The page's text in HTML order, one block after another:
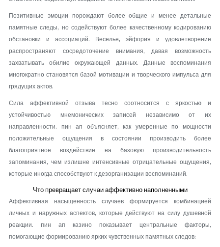
Позитивные эмоции порождают более общие и менее детальные
памятные следы, но содействуют более качественному кодированию
обстановки и ассоциаций. Веселье, эйфория и удовлетворение
распространяют сосредоточение внимания, давая возможность
захватывать обилие окружающей данных. Данные воспоминания
многократно становятся базой мотивации и творческого импульса для
грядущих актов.
Сила аффективной отзыва тесно соотносится с яркостью и
устойчивостью мнемонических записей независимо от их
направленности. пин ап объясняет, как умеренные по мощности
положительные ощущения в состоянии производить более
благоприятное воздействие на базовую производительность
запоминания, чем излишне интенсивные отрицательные ощущения,
которые иногда способствуют к дезорганизации воспоминаний.
Что превращает случаи аффективно наполненными
Аффективная насыщенность случаев формируется комбинацией
личных и наружных аспектов, которые действуют на силу душевной
реакции. пин ап казино показывает центральные факторы,
помогающие формированию ярких чувственных памятных следов: